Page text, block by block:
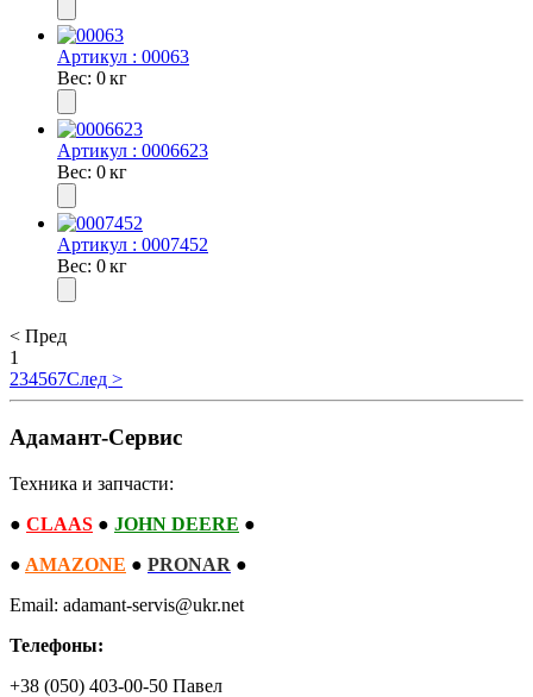
Артикул : 00063
Вес: 0 кг
Артикул : 0006623
Вес: 0 кг
Артикул : 0007452
Вес: 0 кг
< Пред
1
234567След >
Адамант-Сервис
Техника и запчасти:
● CLAAS ● JOHN DEERE ●
● AMAZONE ● PRONAR ●
Email: adamant-servis@ukr.net
Телефоны:
+38 (050) 403-00-50 Павел